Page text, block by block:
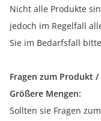
Nicht alle Produkte
jedoch im Regelfall
Sie im Bedarfsfall
Fragen zum Produkt
Größere Mengen:
Sollten sie Fragen